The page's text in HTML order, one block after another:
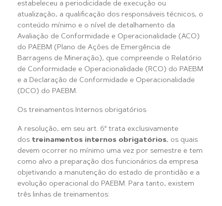
estabeleceu a periodicidade de execução ou
atualização, a qualificação dos responsáveis técnicos, o
conteúdo mínimo e o nível de detalhamento da
Avaliação de Conformidade e Operacionalidade (ACO)
do PAEBM (Plano de Ações de Emergência de
Barragens de Mineração), que compreende o Relatório
de Conformidade e Operacionalidade (RCO) do PAEBM
e a Declaração de Conformidade e Operacionalidade
(DCO) do PAEBM.
Os treinamentos Internos obrigatórios
A resolução, em seu art. 6º trata exclusivamente
dos treinamentos internos obrigatórios, os quais
devem ocorrer no mínimo uma vez por semestre e tem
como alvo a preparação dos funcionários da empresa
objetivando a manutenção do estado de prontidão e a
evolução operacional do PAEBM. Para tanto, existem
três linhas de treinamentos: